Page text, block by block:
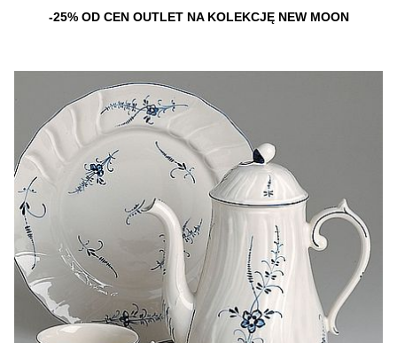
-25% OD CEN OUTLET NA KOLEKCJĘ NEW MOON